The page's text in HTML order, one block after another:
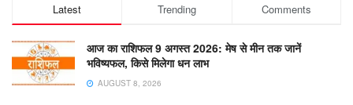
Latest Trending Comments
आज का राशिफल 9 अगस्त 2026: मेष से मीन तक जानें
भविष्यफल, किसे मिलेगा धन लाभ
AUGUST 8, 2026